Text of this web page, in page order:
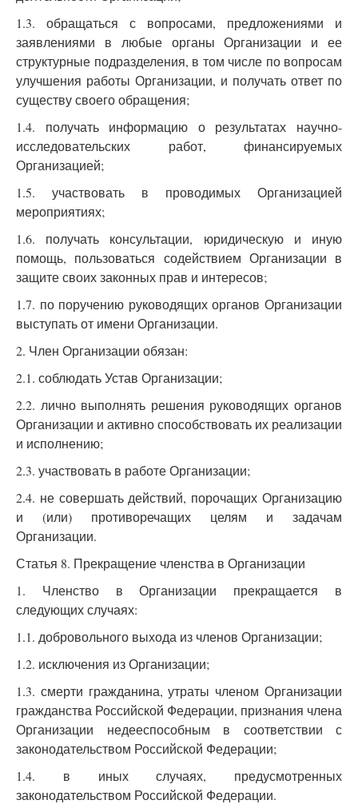
1.3. обращаться с вопросами, предложениями и
заявлениями в любые органы Организации и ее
структурные подразделения, в том числе по вопросам
улучшения работы Организации, и получать ответ по
существу своего обращения;
1.4. получать информацию о результатах научно-
исследовательских работ, финансируемых
Организацией;
1.5. участвовать в проводимых Организацией
мероприятиях;
1.6. получать консультации, юридическую и иную
помощь, пользоваться содействием Организации в
защите своих законных прав и интересов;
1.7. по поручению руководящих органов Организации
выступать от имени Организации.
2. Член Организации обязан:
2.1. соблюдать Устав Организации;
2.2. лично выполнять решения руководящих органов
Организации и активно способствовать их реализации
и исполнению;
2.3. участвовать в работе Организации;
2.4. не совершать действий, порочащих Организацию
и (или) противоречащих целям и задачам
Организации.
Статья 8. Прекращение членства в Организации
1. Членство в Организации прекращается в
следующих случаях:
1.1. добровольного выхода из членов Организации;
1.2. исключения из Организации;
1.3. смерти гражданина, утраты членом Организации
гражданства Российской Федерации, признания члена
Организации недееспособным в соответствии с
законодательством Российской Федерации;
1.4. в иных случаях, предусмотренных
законодательством Российской Федерации.